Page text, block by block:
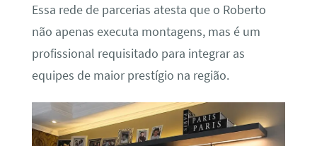
Essa rede de parcerias atesta que o Roberto
não apenas executa montagens, mas é um
profissional requisitado para integrar as
equipes de maior prestígio na região.